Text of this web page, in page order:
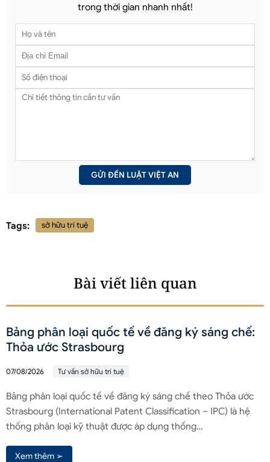
trong thời gian nhanh nhất!
Tags: sở hữu trí tuệ
Bài viết liên quan
Bảng phân loại quốc tế về đăng ký sáng chế:
Thỏa ước Strasbourg
07/08/2026 Tư vấn sở hữu trí tuệ
Bảng phân loại quốc tế về đăng ký sáng chế theo Thỏa ước
Strasbourg (International Patent Classification – IPC) là hệ
thống phân loại kỹ thuật được áp dụng thống…
Xem thêm ➢